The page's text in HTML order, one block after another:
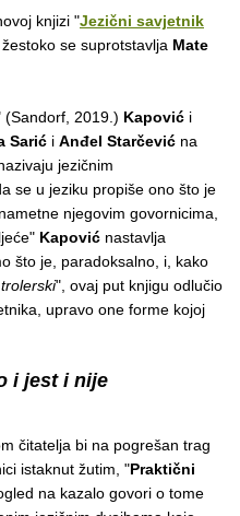
knjizi "Jezični savjetnik
se suprotstavlja Mate
(Sandorf, 2019.) Kapović i
Sarić i Anđel Starčević na
jezičnim
se u jeziku propiše ono što je
njegovim govornicima,
Kapović nastavlja
što je, paradoksalno, i, kako
trolerski", ovaj put knjigu odlučio
upravo one forme kojoj
i jest i nije
čitatelja bi na pogrešan trag
istaknut žutim, "Praktični
na kazalo govori o tome